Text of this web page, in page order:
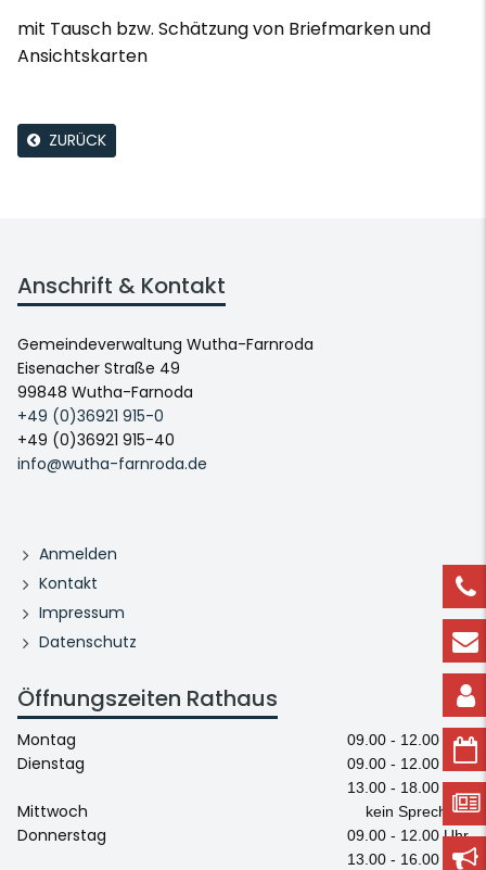
mit Tausch bzw. Schätzung von Briefmarken und
Ansichtskarten
ZURÜCK
Anschrift & Kontakt
Gemeindeverwaltung Wutha-Farnroda
Eisenacher Straße 49
99848 Wutha-Farnoda
+49 (0)36921 915-0
+49 (0)36921 915-40
info@wutha-farnroda.de
Anmelden
Kontakt
Impressum
Datenschutz
Öffnungszeiten Rathaus
Montag 09.00 - 12.00 Uhr
Dienstag
09.00 - 12.00 Uhr
13.00 - 18.00 Uhr
Mittwoch kein Sprechtag
Donnerstag
09.00 - 12.00 Uhr
13.00 - 16.00 Uhr